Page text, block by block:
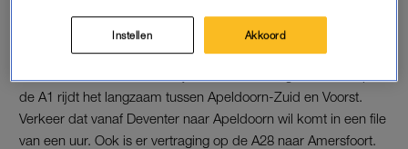
Vooral rond Apeldoorn hebben weggebruikers te maken met
vertraging, meldt Rijkswaterstaat Verkeersinformatie. Op de
de A1 rijdt het langzaam tussen Apeldoorn-Zuid en Voorst.
Verkeer dat vanaf Deventer naar Apeldoorn wil komt in een file
van een uur. Ook is er vertraging op de A28 naar Amersfoort.
Instellen Akkoord